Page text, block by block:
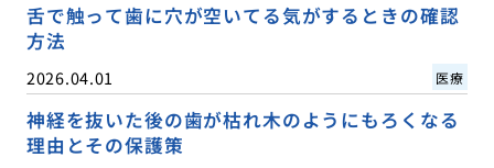
舌で触って歯に穴が空いてる気がするときの確認
方法
2026.04.01 医療
神経を抜いた後の歯が枯れ木のようにもろくなる
理由とその保護策